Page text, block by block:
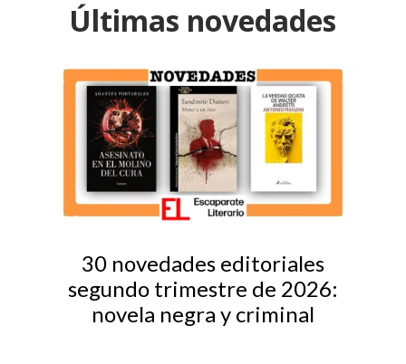
Últimas novedades
30 novedades editoriales
segundo trimestre de 2026:
novela negra y criminal